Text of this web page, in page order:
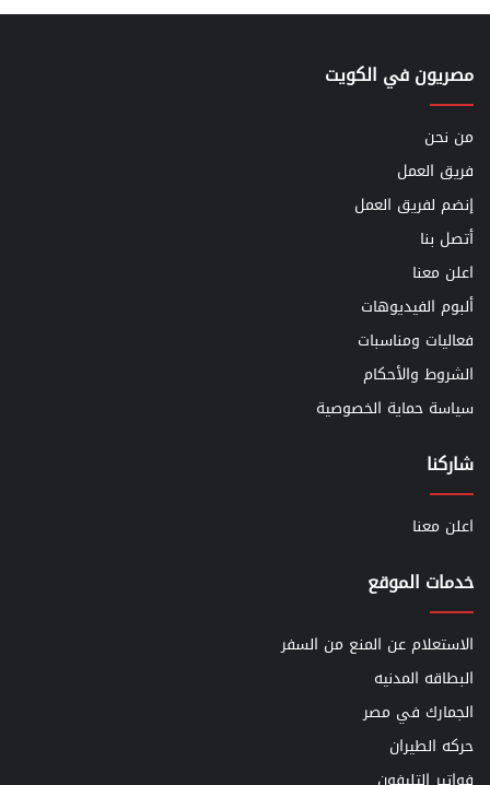
مصريون في الكويت
من نحن
فريق العمل
إنضم لفريق العمل
أتصل بنا
اعلن معنا
ألبوم الفيديوهات
فعاليات ومناسبات
الشروط والأحكام
سياسة حماية الخصوصية
شاركنا
اعلن معنا
خدمات الموقع
الاستعلام عن المنع من السفر
البطاقه المدنيه
الجمارك في مصر
حركه الطيران